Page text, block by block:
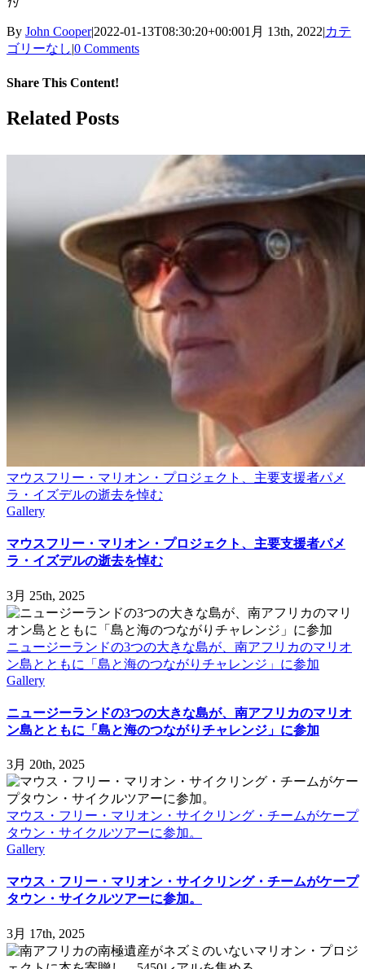
By John Cooper|2022-01-13T08:30:20+00:001月 13th, 2022|カテ
ゴリーなし|0 Comments
Share This Content!
Facebook
X
LinkedIn
WhatsApp
Tumblr
Pinterest
Email
Related Posts
マウスフリー・マリオン・プロジェクト、主要支援者パメ
ラ・イズデルの逝去を悼む
Gallery
マウスフリー・マリオン・プロジェクト、主要支援者パメ
ラ・イズデルの逝去を悼む
3月 25th, 2025
ニュージーランドの3つの大きな島が、南アフリカのマリオ
ン島とともに「島と海のつながりチャレンジ」に参加
Gallery
ニュージーランドの3つの大きな島が、南アフリカのマリオ
ン島とともに「島と海のつながりチャレンジ」に参加
3月 20th, 2025
マウス・フリー・マリオン・サイクリング・チームがケープ
タウン・サイクルツアーに参加。
Gallery
マウス・フリー・マリオン・サイクリング・チームがケープ
タウン・サイクルツアーに参加。
3月 17th, 2025